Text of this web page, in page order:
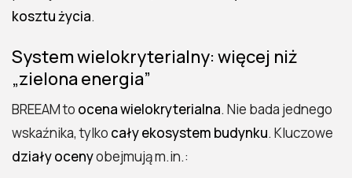
kosztu życia.
System wielokryterialny: więcej niż
„zielona energia”
BREEAM to ocena wielokryterialna. Nie bada jednego
wskaźnika, tylko cały ekosystem budynku. Kluczowe
działy ocenyobejmują m.in.:
Commissioning niewidoczny bohater
ratingu i OPEX
LCA/LCC jak łączyć ślad węglowy i koszt
Ryzyka projektu i jak je minimalizować
Jak domknąć finansowanie powiązanie z